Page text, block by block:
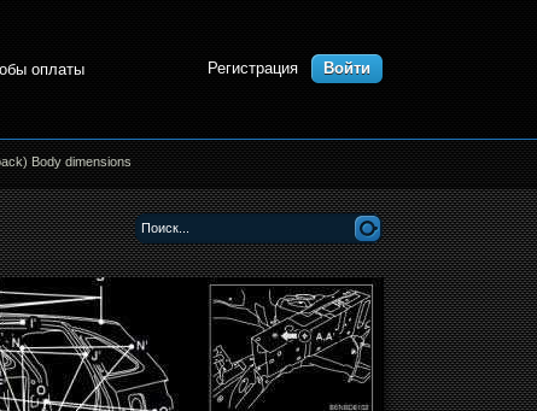
оплаты Регистрация Войти
Body dimensions